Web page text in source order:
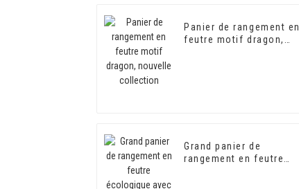
Panier de rangement en
feutre motif dragon,
Grand panier de
rangement en feutre